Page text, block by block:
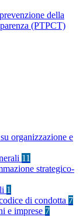
della
(PTPCT)
organizzazione e
11
strategico-
1
di condotta 7
e imprese 7